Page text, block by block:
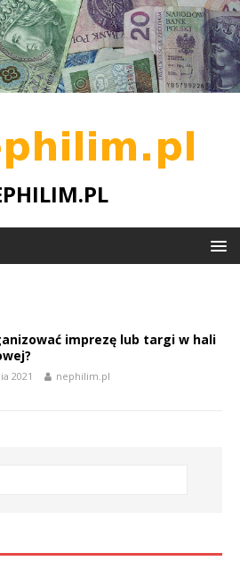
imprezę lub targi w hali
2021 nephilim.pl